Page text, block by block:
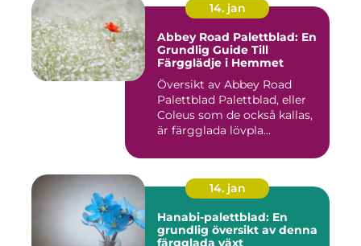
14. jan
Abbey Road Palettblad: En
Grundlig Guide Till
Färgglädje i Hemmet
Översikt av Abbey Road
Palettblad Palettblad, eller
Coleus som de också kallas,
är färgglada lövpla...
14. jan
Hanabi-palettblad: En
grundlig översikt av denna
färgglada växt